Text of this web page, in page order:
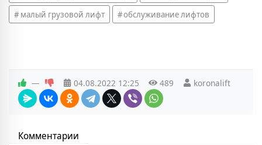
малый грузовой лифт
обслуживание лифтов
— 04.08.2022 12:25 489 koronalift
Комментарии